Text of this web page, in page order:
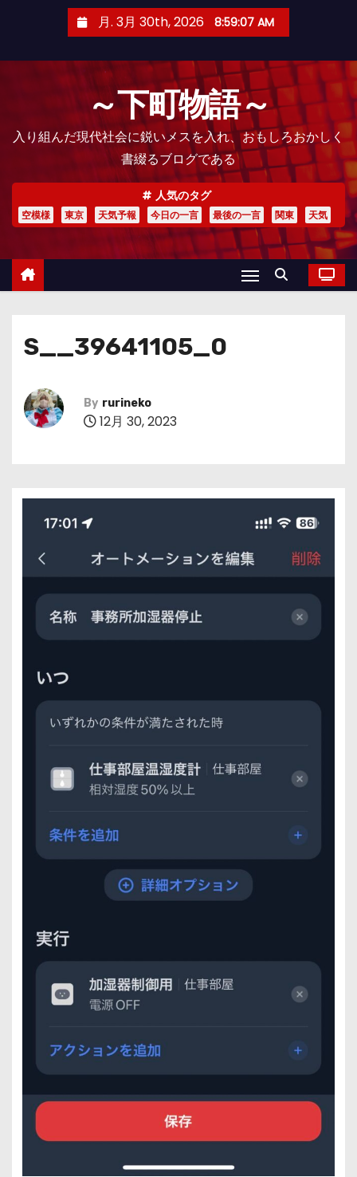
月. 3月 30th, 2026 8:59:08 AM
～下町物語～
入り組んだ現代社会に鋭いメスを入れ、おもしろおかしく
書綴るブログである
人気のタグ
空模様 東京 天気予報 今日の一言 最後の一言 関東 天気
S__39641105_0
By rurineko
12月 30, 2023